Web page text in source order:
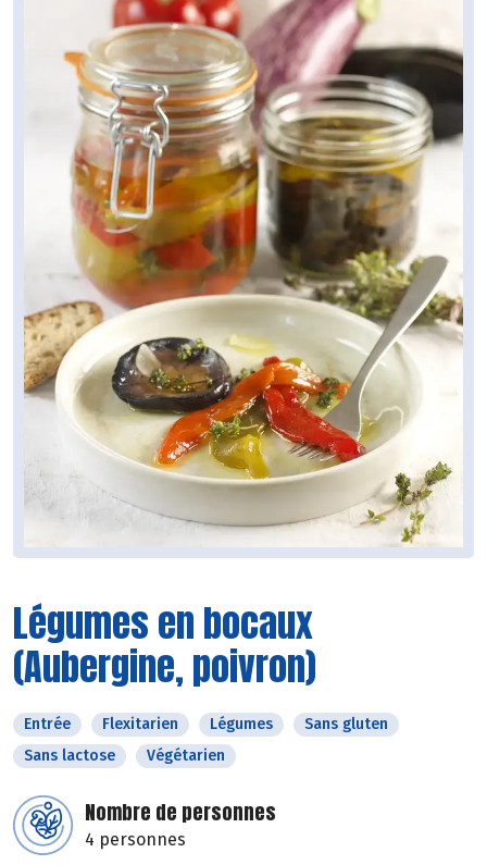
Légumes en bocaux
(Aubergine, poivron)
Entrée Flexitarien Légumes
Sans gluten
Sans lactose
Végétarien
Nombre de personnes
4 personnes